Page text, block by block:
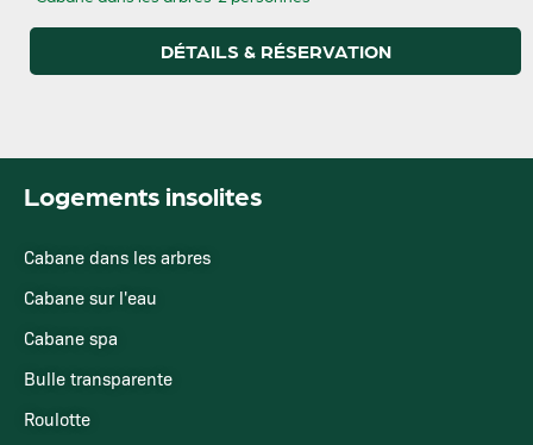
DÉTAILS & RÉSERVATION
Logements insolites
Cabane dans les arbres
Cabane sur l'eau
Cabane spa
Bulle transparente
Roulotte